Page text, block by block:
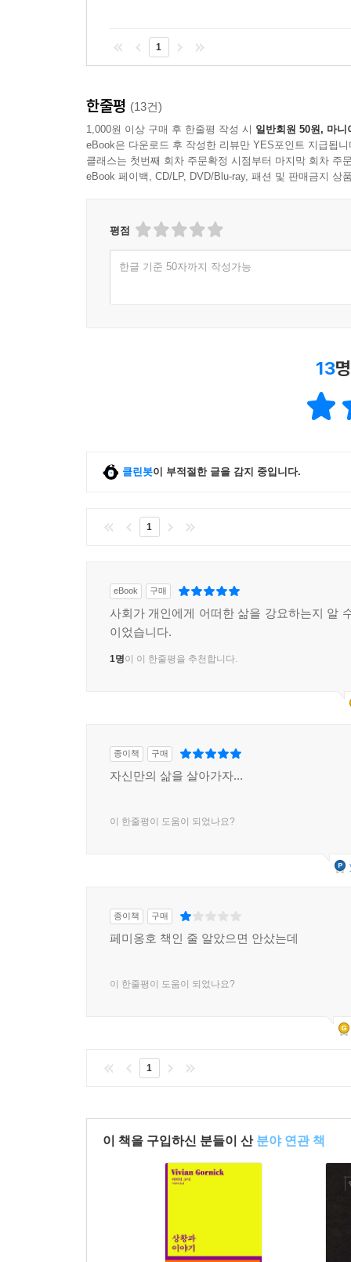
1
한줄평 (13건)
1,000원 이상 구매 후 한줄평 작성 시 일반회원 50원, 마니
eBook은 다운로드 후 작성한 리뷰만 YES포인트 지급됩니
클래스는 첫번째 회차 주문확정 시점부터 마지막 회차 주
eBook 페이백, CD/LP, DVD/Blu-ray, 패션 및 판매금지 상
평점
한글 기준 50자까지 작성가능
13
클린봇이 부적절한 글을 감지 중입니다.
1
eBook 구매
사회가 개인에게 어떠한 삶을 강요하는지 알
이었습니다.
1명이 이 한줄평을 추천합니다.
종이책 구매
자신만의 삶을 살아가자...
이 한줄평이 도움이 되었나요?
종이책 구매
페미옹호 책인 줄 알았으면 안샀는데
이 한줄평이 도움이 되었나요?
1
이 책을 구입하신 분들이 산 분야 연관 책